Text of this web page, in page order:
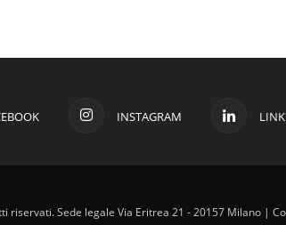
INSTAGRAM
riservati. Sede legale Via Eritrea 21 - 20157 Milano |